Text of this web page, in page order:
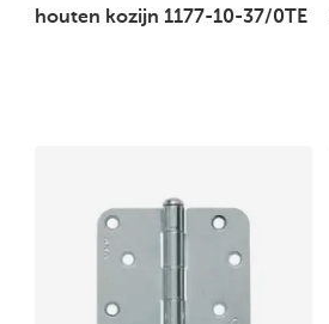
houten kozijn 1177-10-37/0TE